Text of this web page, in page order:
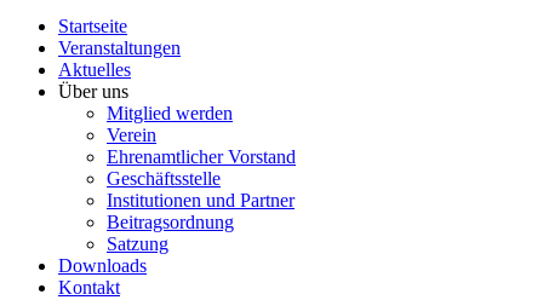
Startseite
Veranstaltungen
Aktuelles
Über uns
Mitglied werden
Verein
Ehrenamtlicher Vorstand
Geschäftsstelle
Institutionen und Partner
Beitragsordnung
Satzung
Downloads
Kontakt